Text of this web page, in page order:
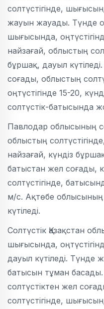
солтүстігінде,
жауын жауады. Түнде
шығысында,
найзағай, облыстың
бұршақ, дауыл
соғады, облыстың
оңтүстігінде 15-20,
солтүстік-батысында
Павлодар облысының
облыстың
найзағай, күндіз
батыстан жел соғады,
солтүстігінде,
м/с. Ақтөбе облысының
күтіледі.
Солтүстік Қазақстан
шығысында,
дауыл күтіледі. Түнде
батысын тұман басады.
солтүстіктен жел
солтүстігінде,